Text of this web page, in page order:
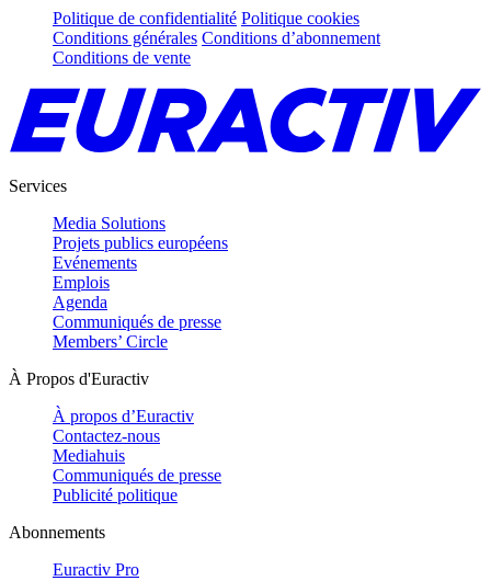
Politique de confidentialité Politique cookies
Conditions générales Conditions d’abonnement
Conditions de vente
Services
Media Solutions
Projets publics européens
Evénements
Emplois
Agenda
Communiqués de presse
Members’ Circle
À Propos d'Euractiv
À propos d’Euractiv
Contactez-nous
Mediahuis
Communiqués de presse
Publicité politique
Abonnements
Euractiv Pro